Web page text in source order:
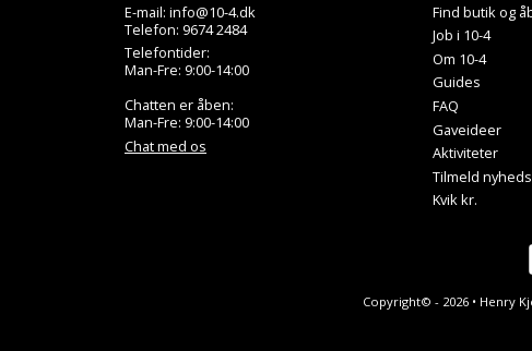
E-mail: info@10-4.dk
Telefon: 9674 2484
Telefontider:
Man-Fre: 9:00-14:00
Chatten er åben:
Man-Fre: 9:00-14:00
Chat med os
Find butik og
Job i 10-4
Om 10-4
Guides
FAQ
Gaveideer
Aktiviteter
Tilmeld
Kvik kr.
Copyright© - 2026 • Henry